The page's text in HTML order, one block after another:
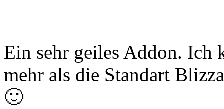
Ein sehr geiles Addon. Ich
mehr als die Standart
🙂